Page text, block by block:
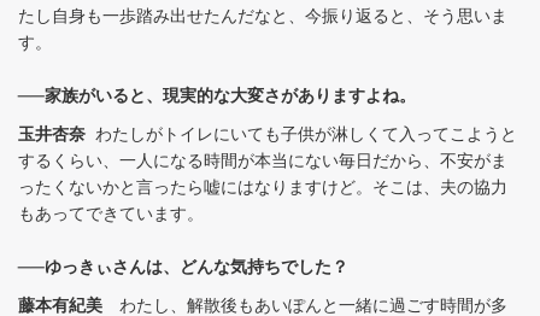
たし自身も一歩踏み出せたんだなと、今振り返ると、そう思いま
す。
──家族がいると、現実的な大変さがありますよね。
玉井杏奈 わたしがトイレにいても子供が淋しくて入ってこようと
するくらい、一人になる時間が本当にない毎日だから、不安がま
ったくないかと言ったら嘘にはなりますけど。そこは、夫の協力
もあってできています。
──ゆっきぃさんは、どんな気持ちでした？
藤本有紀美 わたし、解散後もあいぽんと一緒に過ごす時間が多